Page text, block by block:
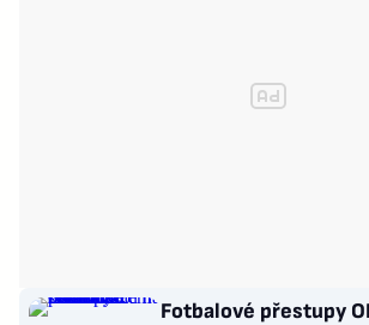
Fotbalové přestupy